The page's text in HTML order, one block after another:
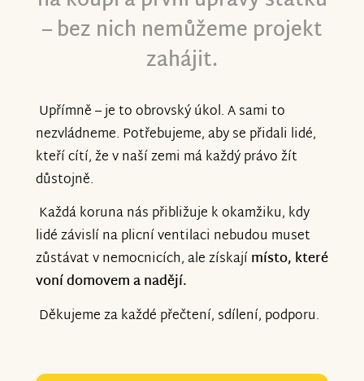
– bez nich nemůžeme projekt
zahájit.
Upřímně – je to obrovský úkol. A sami to
nezvládneme. Potřebujeme, aby se přidali lidé,
kteří cítí, že v naší zemi má každý právo žít
důstojně.
Každá koruna nás přibližuje k okamžiku, kdy
lidé závislí na plicní ventilaci nebudou muset
zůstávat v nemocnicích, ale získajímísto, které
voní domovem a nadějí.
Děkujeme za každé přečtení, sdílení, podporu.